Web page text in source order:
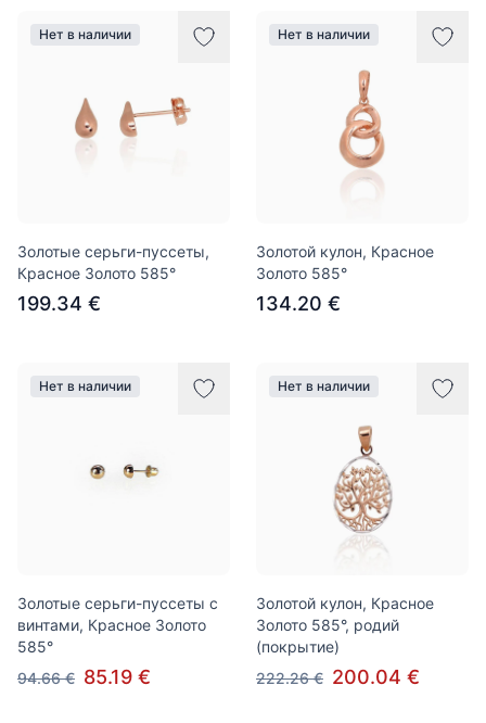
Нет в наличии
Золотые серьги-пуссеты,
Красное Золото 585°
199.34 €
Нет в наличии
Золотой кулон, Красное
Золото 585°
134.20 €
Нет в наличии
Золотые серьги-пуссеты с
винтами, Красное Золото
585°
94.66 € 85.19 €
Нет в наличии
Золотой кулон, Красное
Золото 585°, родий
(покрытие)
222.26 € 200.04 €